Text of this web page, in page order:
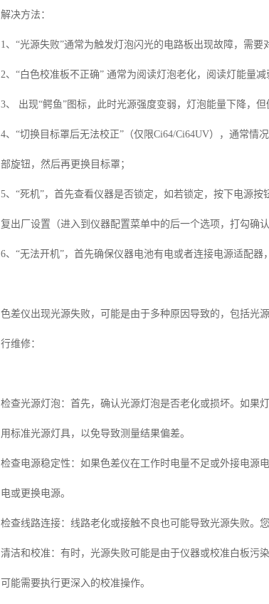
解决方法：
1、“光源失败”通常为触发灯泡闪光的电路板出现故障，需要
2、“白色校准板不正确” 通常为阅读灯泡老化，阅读灯能量
3、 出现“鳄鱼”图标，此时光源强度变弱，灯泡能量下降，
4、“切换目标罩后无法校正”（仅限Ci64/Ci64UV），通常
部旋钮，然后再更换目标罩；
5、“死机”，首先查看仪器是否锁定，如若锁定，按下电源
复出厂设置（进入到仪器配置菜单中的后一个选项，打勾确
6、“无法开机”，首先确保仪器电池有电或者连接电源适配器
色差仪出现光源失败，可能是由于多种原因导致的，包括光
行维修：
检查光源灯泡：首先，确认光源灯泡是否老化或损坏。如果
用标准光源灯具，以免导致测量结果偏差。
检查电源稳定性：如果色差仪在工作时电量不足或外接电源
电或更换电源。
检查线路连接：线路老化或接触不良也可能导致光源失败。
清洁和校准：有时，光源失败可能是由于仪器或校准白板污
可能需要执行更深入的校准操作。